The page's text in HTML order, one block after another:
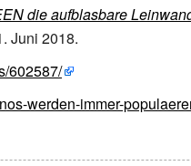
die aufblasbare
Juni 2018.
602587/
werden-immer-